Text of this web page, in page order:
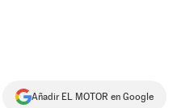
Añadir EL MOTOR en Google